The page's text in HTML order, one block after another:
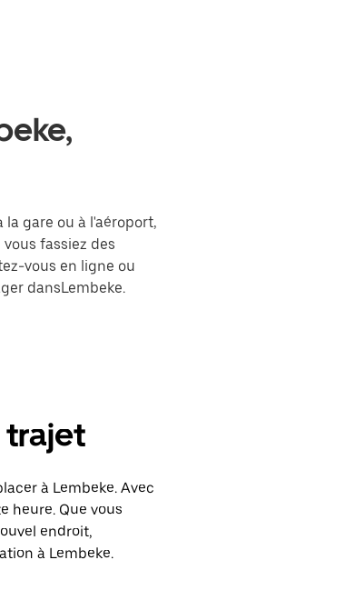
la gare ou à l'aéroport,
fassiez des
vous en ligne ou
dansLembeke.
trajet
à Lembeke. Avec
heure. Que vous
endroit,
à Lembeke.